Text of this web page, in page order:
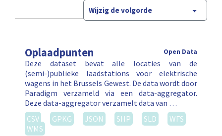
Wijzig de volgorde
Oplaadpunten Open Data
Deze dataset bevat alle locaties van de
(semi-)publieke laadstations voor elektrische
wagens in het Brussels Gewest. De data wordt door
Paradigm verzameld via een data-aggregator.
Deze data-aggregator verzamelt data van …
CSV
GPKG JSON SHP SLD
WFS
WMS